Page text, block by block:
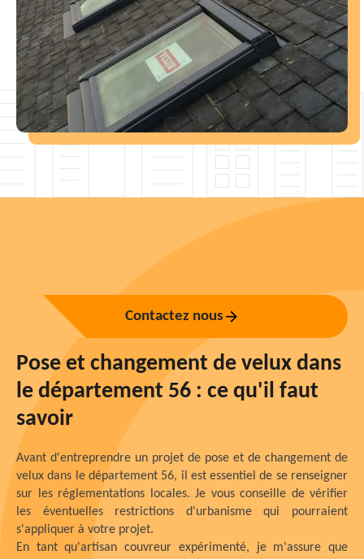
Contactez nous
Pose et changement de velux dans
le département 56 : ce qu'il faut
savoir
Avant d'entreprendre un projet de pose et de changement de
velux dans le département 56, il est essentiel de se renseigner
sur les réglementations locales. Je vous conseille de vérifier
les éventuelles restrictions d'urbanisme qui pourraient
s'appliquer à votre projet.
En tant qu'artisan couvreur expérimenté, je m'assure que